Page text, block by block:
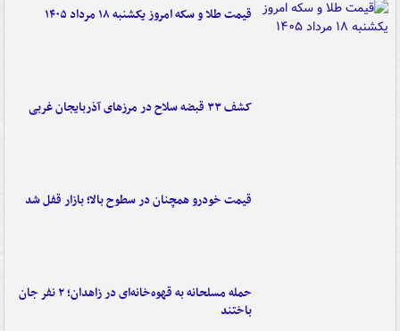
قیمت طلا و سکه امروز یکشنبه ۱۸ مرداد ۱۴۰۵
کشف ۳۳ قبضه سلاح در مرزهای آذربایجان غربی
قیمت خودرو همچنان در سطوح بالا؛ بازار قفل شد
حمله مسلحانه به قهوه‌خانه‌ای در زاهدان؛ ۲ نفر جان
باختند